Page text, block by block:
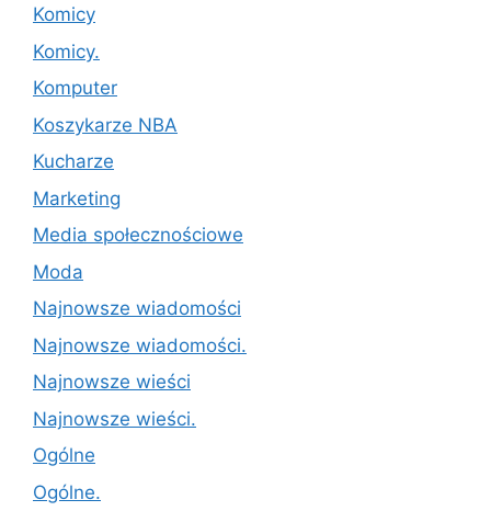
Komicy
Komicy.
Komputer
Koszykarze NBA
Kucharze
Marketing
Media społecznościowe
Moda
Najnowsze wiadomości
Najnowsze wiadomości.
Najnowsze wieści
Najnowsze wieści.
Ogólne
Ogólne.